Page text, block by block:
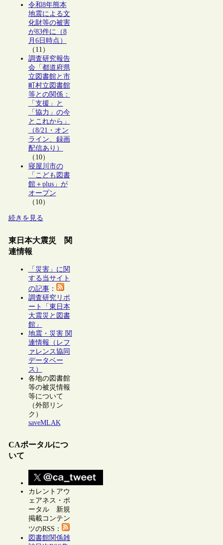
令和8年熊本
地震による文
化財等の被害
が83件に（8
月6日時点）
（11）
調査研究報告
会「都道府県
立図書館と市
町村立図書館
等との関係：
「支援」と
「協力」の今
とこれから」
（8/21・オン
ライン、録画
配信あり）
（10）
寝屋川市の
「こども図書
館＋plus」が
オープン
（10）
続きを見る
東日本大震災 関
連情報
「災害」に関
する当サイト
の記事：
調査研究リポ
ート「東日本
大震災と図書
館」
地震・災害 関
連情報（レフ
ァレンス協同
データベー
ス）
各地の図書館
等の被災情報
等について
（外部リン
ク）
saveMLAK
CAポータルにつ
いて
カレントアウ
ェアネス・ポ
ータル 新規
掲載コンテン
ツのRSS：
図書館関係雑